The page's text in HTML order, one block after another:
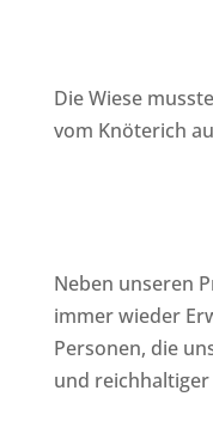
Die Wiese
vom Knöterich
Neben unseren
immer wieder
Personen, die
und